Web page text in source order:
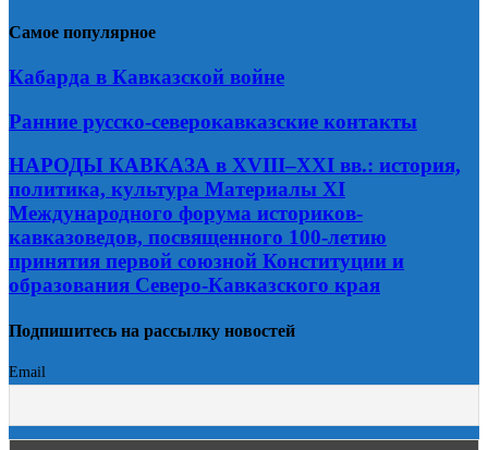
Самое популярное
Кабарда в Кавказской войне
Ранние русско-северокавказские контакты
НАРОДЫ КАВКАЗА в XVIII–XXI вв.: история,
политика, культура Материалы XI
Международного форума историков-
кавказоведов, посвященного 100-летию
принятия первой союзной Конституции и
образования Северо-Кавказского края
Подпишитесь на рассылку новостей
Email